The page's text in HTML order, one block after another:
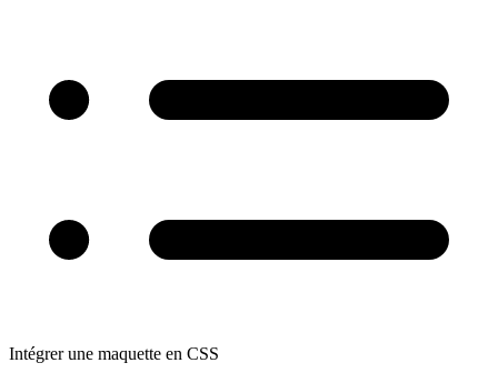
Intégrer une maquette en CSS